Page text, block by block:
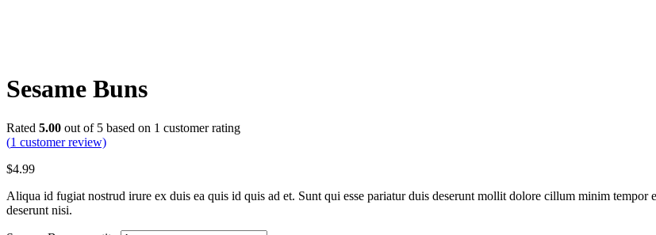
Sesame Buns
Rated 5.00 out of 5 based on 1 customer rating
(1 customer review)
$4.99
Aliqua id fugiat nostrud irure ex duis ea quis id quis ad et. Sunt qui esse pariatur duis deserunt mollit dolore cillum minim
deserunt nisi.